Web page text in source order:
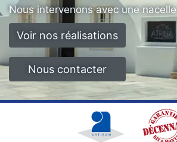
Nous intervenons avec une nacelle
Voir nos réalisations
Nous contacter